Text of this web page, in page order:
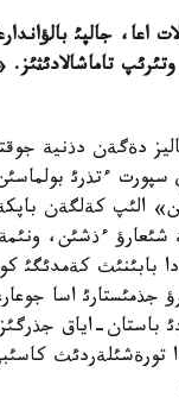
اعا، جالپئ
تاماشالادئثئز«
دةگةن دذنية
سپورت ءتذرئ
الئپ كةلگةن
شئعارؤ ءذشئن،
دا بابئنئث كةمدئگئ
جذمئستارئ اسا
باستان-اياق
تورةشئلةردئث